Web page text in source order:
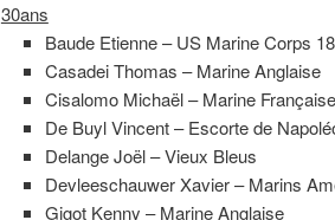
30ans
Baude Etienne – US Marine Corps
Casadei Thomas – Marine Anglaise
Cisalomo Michaël – Marine Française
De Buyl Vincent – Escorte de
Delange Joël – Vieux Bleus
Devleeschauwer Xavier – Marins
Gigot Kenny – Marine Anglaise